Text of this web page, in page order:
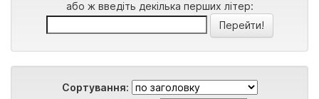
або ж введіть декілька перших літер:
Сортування: